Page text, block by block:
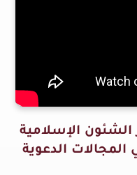
الشئون الإسلامية
الدعوية